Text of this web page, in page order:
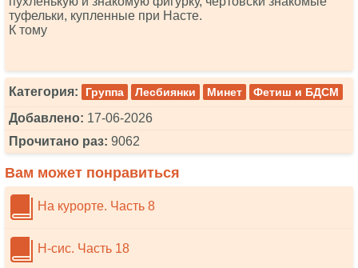
туфельки, купленные при Насте.
К тому
Категория: Группа Лесбиянки Минет Фетиш и БДСМ
Добавлено: 17-06-2026
Прочитано раз: 9062
Вам может понравиться
На курорте. Часть 8
Н-сис. Часть 18